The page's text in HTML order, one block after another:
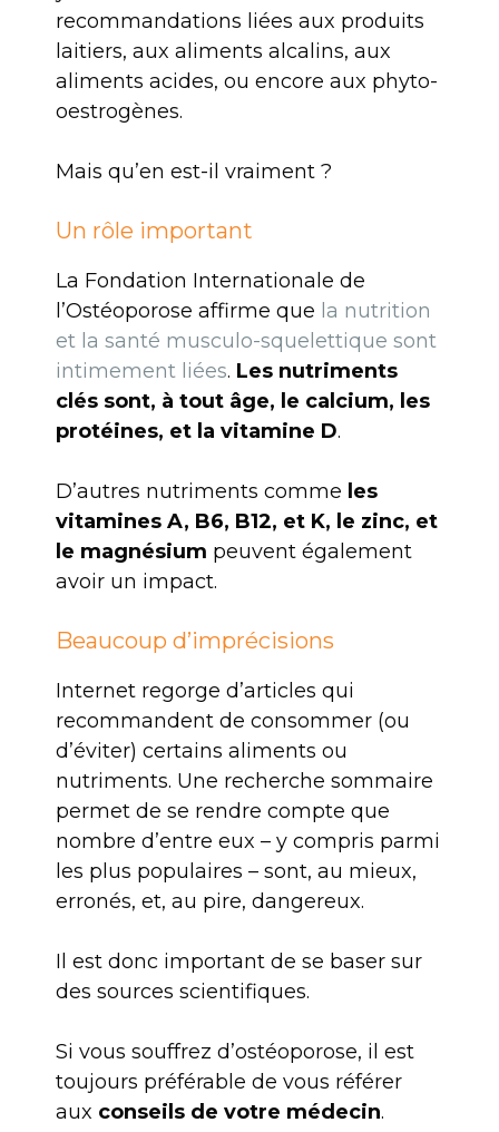
recommandations liées aux produits
laitiers, aux aliments alcalins, aux
aliments acides, ou encore aux phyto-
oestrogènes.
Mais qu’en est-il vraiment ?
Un rôle important
La Fondation Internationale de
l’Ostéoporose affirme que la nutrition
et la santé musculo-squelettique sont
intimement liées. Les nutriments
clés sont, à tout âge, le calcium, les
protéines, et la vitamine D.
D’autres nutriments comme les
vitamines A, B6, B12, et K, le zinc, et
le magnésium peuvent également
avoir un impact.
Beaucoup d’imprécisions
Internet regorge d’articles qui
recommandent de consommer (ou
d’éviter) certains aliments ou
nutriments. Une recherche sommaire
permet de se rendre compte que
nombre d’entre eux – y compris parmi
les plus populaires – sont, au mieux,
erronés, et, au pire, dangereux.
Il est donc important de se baser sur
des sources scientifiques.
Si vous souffrez d’ostéoporose, il est
toujours préférable de vous référer
aux conseils de votre médecin.